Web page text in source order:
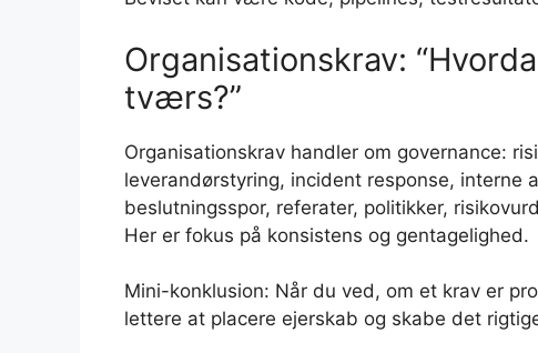
Organisationskrav:
tværs?”
Organisationskrav handler om governance:
leverandørstyring, incident response, interne
beslutningsspor, referater, politikker,
Her er fokus på konsistens og gentagelighed.
Mini-konklusion: Når du ved, om et krav er
lettere at placere ejerskab og skabe det